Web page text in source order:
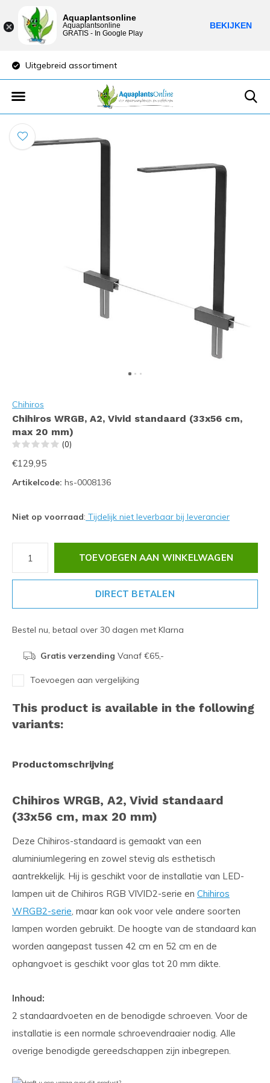
Uitgebreid assortiment
Chihiros
Chihiros WRGB, A2, Vivid standaard (33x56 cm,
max 20 mm)
(0)
€129,95
Artikelcode: hs-0008136
Niet op voorraad: Tijdelijk niet leverbaar bij leverancier
TOEVOEGEN AAN WINKELWAGEN
DIRECT BETALEN
Bestel nu, betaal over 30 dagen met Klarna
Gratis verzending Vanaf €65,-
Toevoegen aan vergelijking
This product is available in the following
variants:
Productomschrijving
Chihiros WRGB, A2, Vivid standaard
(33x56 cm, max 20 mm)
Deze Chihiros-standaard is gemaakt van een
aluminiumlegering en zowel stevig als esthetisch
aantrekkelijk. Hij is geschikt voor de installatie van LED-
lampen uit de Chihiros RGB VIVID2-serie en Chihiros
WRGB2-serie, maar kan ook voor vele andere soorten
lampen worden gebruikt. De hoogte van de standaard kan
worden aangepast tussen 42 cm en 52 cm en de
ophangvoet is geschikt voor glas tot 20 mm dikte.
Inhoud:
2 standaardvoeten en de benodigde schroeven. Voor de
installatie is een normale schroevendraaier nodig. Alle
overige benodigde gereedschappen zijn inbegrepen.
Aquaplantsonline
Aquaplantsonline
GRATIS - In Google Play
BEKIJKEN